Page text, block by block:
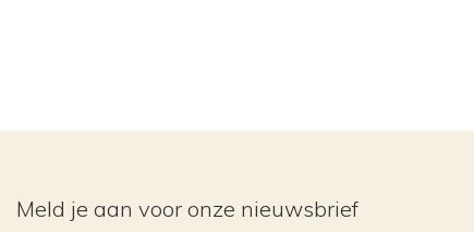
Meld je aan voor onze nieuwsbrief